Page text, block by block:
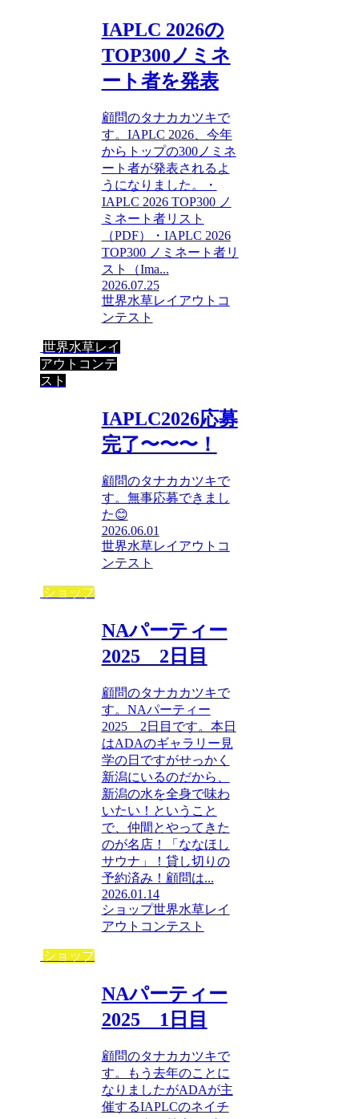
IAPLC 2026の
TOP300ノミネ
ート者を発表
顧問のタナカカツキで
す。IAPLC 2026、今年
からトップの300ノミネ
ート者が発表されるよ
うになりました。・
IAPLC 2026 TOP300 ノ
ミネート者リスト
（PDF）・IAPLC 2026
TOP300 ノミネート者リ
スト（Ima...
2026.07.25
世界水草レイアウトコ
ンテスト
世界水草レイ
アウトコンテ
スト
IAPLC2026応募
完了〜〜〜！
顧問のタナカカツキで
す。無事応募できまし
た😊
2026.06.01
世界水草レイアウトコ
ンテスト
ショップ
NAパーティー
2025 2日目
顧問のタナカカツキで
す。NAパーティー
2025 2日目です。本日
はADAのギャラリー見
学の日ですがせっかく
新潟にいるのだから、
新潟の水を全身で味わ
いたい！ということ
で、仲間とやってきた
のが名店！「ななほし
サウナ」！貸し切りの
予約済み！顧問は...
2026.01.14
ショップ世界水草レイ
アウトコンテスト
ショップ
NAパーティー
2025 1日目
顧問のタナカカツキで
す。もう去年のことに
なりましたがADAが主
催するIAPLCのネイチ